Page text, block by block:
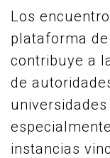
Los
plataforma
contribuye a
de
instancias